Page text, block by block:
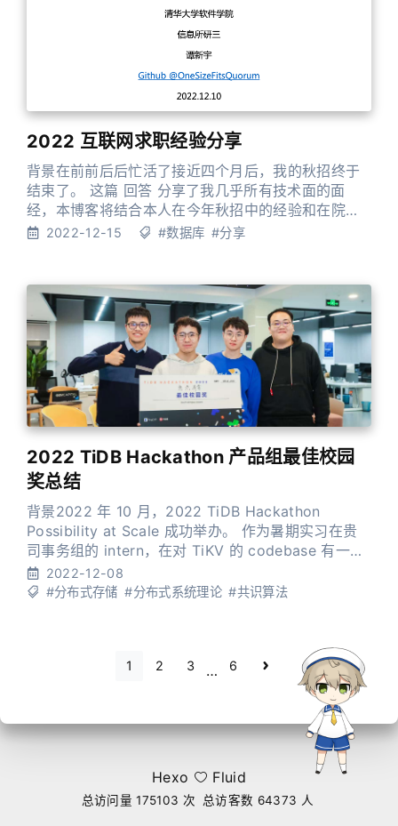
2022 互联网求职经验分享
背景在前前后后忙活了接近四个月后，我的秋招终于
结束了。 这篇 回答 分享了我几乎所有技术面的面
经，本博客将结合本人在今年秋招中的经验和在院系
就业分享会中的分享内容介绍一下实习和秋招各个环
法。 内容
2022-12-15 #数据库 #分享
2022 TiDB Hackathon 产品组最佳校园
奖总结
背景2022 年 10 月，2022 TiDB Hackathon
Possibility at Scale 成功举办。 作为暑期实习在贵
司事务组的 intern，在对 TiKV 的 codebase 有一定
了解后，我兴致勃勃地拉了实验室的同学报名参加了
此次 Hackathon，并且最终拿到了产品组的最佳校园
2022-12-08
#分布式存储 #分布式系统理论 #共识算法
1 2 3 … 6
Hexo Fluid
总访问量175103 次 总访客数 64373 人